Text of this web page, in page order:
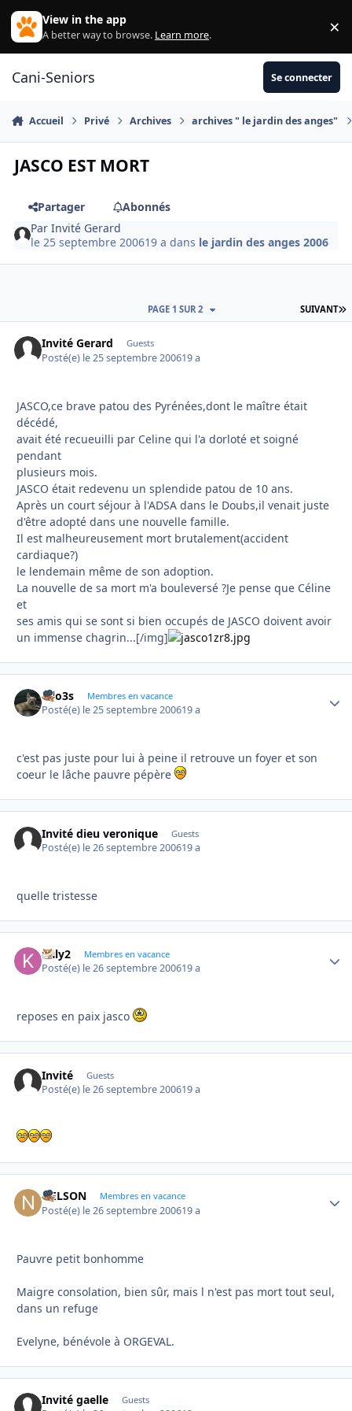
Aller au contenu
View in the app
A better way to browse. Learn more. ×
Cani-Seniors Se connecter
Accueil Privé Archives archives " le jardin des anges"
JASCO EST MORT
Partager
Abonnés
ParInvité Gerard
le 25 septembre 200619 a dans le jardin des anges 2006
SUIVANT
PAGE 1 SUR 2
Invité Gerard Guests
Posté(e) le 25 septembre 200619 a
JASCO,ce brave patou des Pyrénées,dont le maître était
décédé,
avait été recueuilli par Celine qui l'a dorloté et soigné
pendant
plusieurs mois.
JASCO était redevenu un splendide patou de 10 ans.
Après un court séjour à l'ADSA dans le Doubs,il venait juste
d'être adopté dans une nouvelle famille.
Il est malheureusement mort brutalement(accident
cardiaque?)
le lendemain même de son adoption.
La nouvelle de sa mort m'a bouleversé ?Je pense que Céline
et
ses amis qui se sont si bien occupés de JASCO doivent avoir
un immense chagrin...[/img]
lolo3s Membres en vacance
Posté(e) le 25 septembre 200619 a
c'est pas juste pour lui à peine il retrouve un foyer et son
coeur le lâche pauvre pépère
Invité dieu veronique Guests
Posté(e) le 26 septembre 200619 a
quelle tristesse
kaly2 Membres en vacance
Posté(e) le 26 septembre 200619 a
reposes en paix jasco
Invité Guests
Posté(e) le 26 septembre 200619 a
NELSON Membres en vacance
Posté(e) le 26 septembre 200619 a
Pauvre petit bonhomme
Maigre consolation, bien sûr, mais l n'est pas mort tout seul,
dans un refuge
Evelyne, bénévole à ORGEVAL.
Invité gaelle Guests